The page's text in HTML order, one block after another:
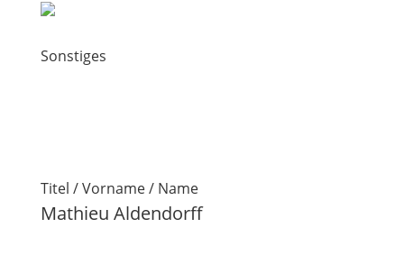
Sonstiges
Titel / Vorname / Name
Mathieu Aldendorff